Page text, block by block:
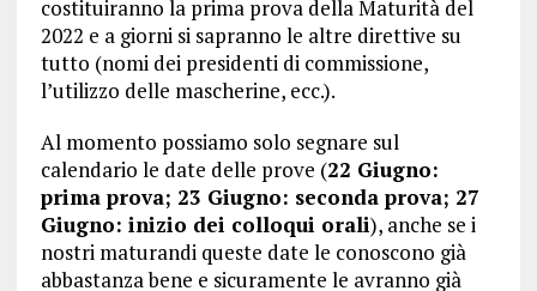
costituiranno la prima prova della Maturità del
2022 e a giorni si sapranno le altre direttive su
tutto (nomi dei presidenti di commissione,
l’utilizzo delle mascherine, ecc.).
Al momento possiamo solo segnare sul
calendario le date delle prove (22 Giugno:
prima prova; 23 Giugno: seconda prova; 27
Giugno: inizio dei colloqui orali), anche se i
nostri maturandi queste date le conoscono già
abbastanza bene e sicuramente le avranno già